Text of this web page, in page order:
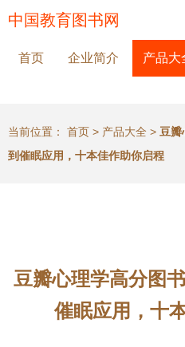
中国教育图书网
首页 企业简介 产品大
当前位置： 首页 > 产品大全 > 豆瓣
到催眠应用，十本佳作助你启程
豆瓣心理学高分图
催眠应用，十